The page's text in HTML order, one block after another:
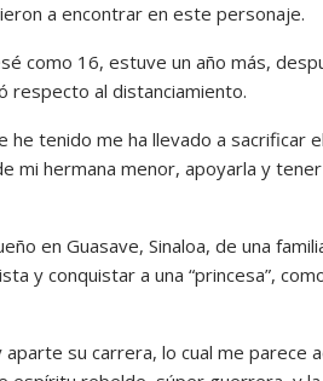
a encontrar en este personaje.
como 16, estuve un año más,
respecto al distanciamiento.
he tenido me ha llevado a sacrificar
mi hermana menor, apoyarla y
en Guasave, Sinaloa, de una
y conquistar a una “princesa”,
su carrera, lo cual me parece